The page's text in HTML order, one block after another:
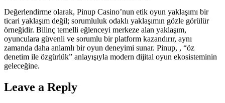
Değerlendirme olarak, Pinup Casino’nun etik oyun yaklaşımı bir
ticari yaklaşım değil; sorumluluk odaklı yaklaşımın gözle görülür
örneğidir. Bilinç temelli eğlenceyi merkeze alan yaklaşım,
oyunculara güvenli ve sorumlu bir platform kazandırır, aynı
zamanda daha anlamlı bir oyun deneyimi sunar. Pinup, , “öz
denetim ile özgürlük” anlayışıyla modern dijital oyun ekosisteminin
geleceğine.
Leave a Reply